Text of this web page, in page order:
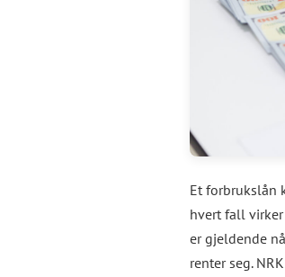
Et forbrukslån
hvert fall
er gjeldende
renter seg.